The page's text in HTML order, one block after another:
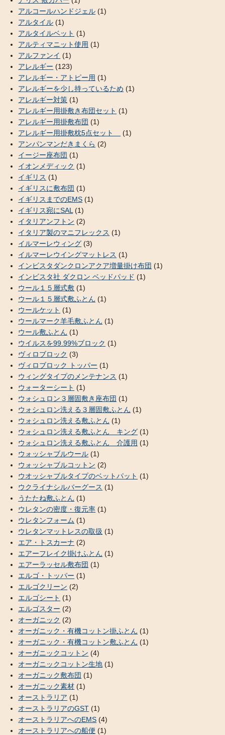
アルコールハンドジェル (1)
アルタイル (1)
アルタイルベット (1)
アルティマニット使用 (1)
アルファンイ (1)
アレルギー (123)
アレルギー・アトピー用 (1)
アレルギーを少し持っているため (1)
アレルギー対策 (1)
アレルギー用掛敷き布団セット (1)
アレルギー用掛敷布団 (1)
アレルギー用掛敷枕5点セット
(1)
アンパンマンだきまくら (2)
イージー座布団 (1)
イオンメディック (1)
イギリス (1)
イギリスに敷布団 (1)
イギリスまでのEMS (1)
イギリス宛にSAL (1)
イタリアンフトン (2)
イタリア製のマニフレックス (1)
イルマーレウィング (3)
イルマーレウイングマットレス (1)
インビスタダンクロンアクア増量掛け布団 (1)
インビスタ社 ダクロン ベッドパッド (1)
ウール１５層式敷 (1)
ウール１５層式敷ふとん (1)
ウールケット (1)
ウールマーク羊毛敷ふとん (1)
ウール敷ふとん (1)
ウイルスを99.99%ブロック (1)
ヴィロブロック (3)
ヴィロブロック トッパー (1)
ウィングタイプのメンテナンス (1)
ウォーターシート (1)
ウォシュロン３層固敷き座布団 (1)
ウォシュロン洗える３層固敷ふとん (1)
ウォシュロン洗える敷ふとん (1)
ウォシュロン洗える敷ふとん キング (1)
ウォシュロン洗える敷ふとん 介護用 (1)
ウォッシャブルウール (1)
ウォッシャブルコットン (2)
ウオッシャブルタイプのベットパット (1)
ウクライナシルバーグース (1)
うたたね敷ふとん (1)
ウレタンの密度・復元率 (1)
ウレタンフォーム (1)
ウレタンマットレスの取扱 (1)
エア・トスカーナ (2)
エアーフレイク掛けふとん (1)
エアーラッセル敷布団 (1)
エルゴ・トッパー (1)
エルゴクリーン (2)
エルゴシート (1)
エルゴスター (2)
オーガニック (2)
オーガニック・有機コットン掛ふとん (1)
オーガニック・有機コットン敷ふとん (1)
オーガニックコットン (4)
オーガニックコットン生地 (1)
オーガニック敷布団 (1)
オーガニック素材 (1)
オーストラリア (1)
オーストラリアのGST (1)
オーストラリアへのEMS (4)
オーストラリアへの船便 (1)